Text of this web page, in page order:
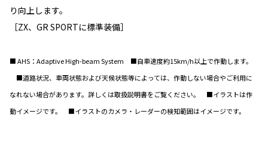
り向上します。
［ZX、GR SPORTに標準装備］
■ AHS：Adaptive High-beam System ■自車速度約15km/h以上で作動します。
■道路状況、車両状態および天候状態等によっては、作動しない場合やご利用に
なれない場合があります。詳しくは取扱説明書をご覧ください。 ■イラストは作
動イメージです。 ■イラストのカメラ・レーダーの検知範囲はイメージです。